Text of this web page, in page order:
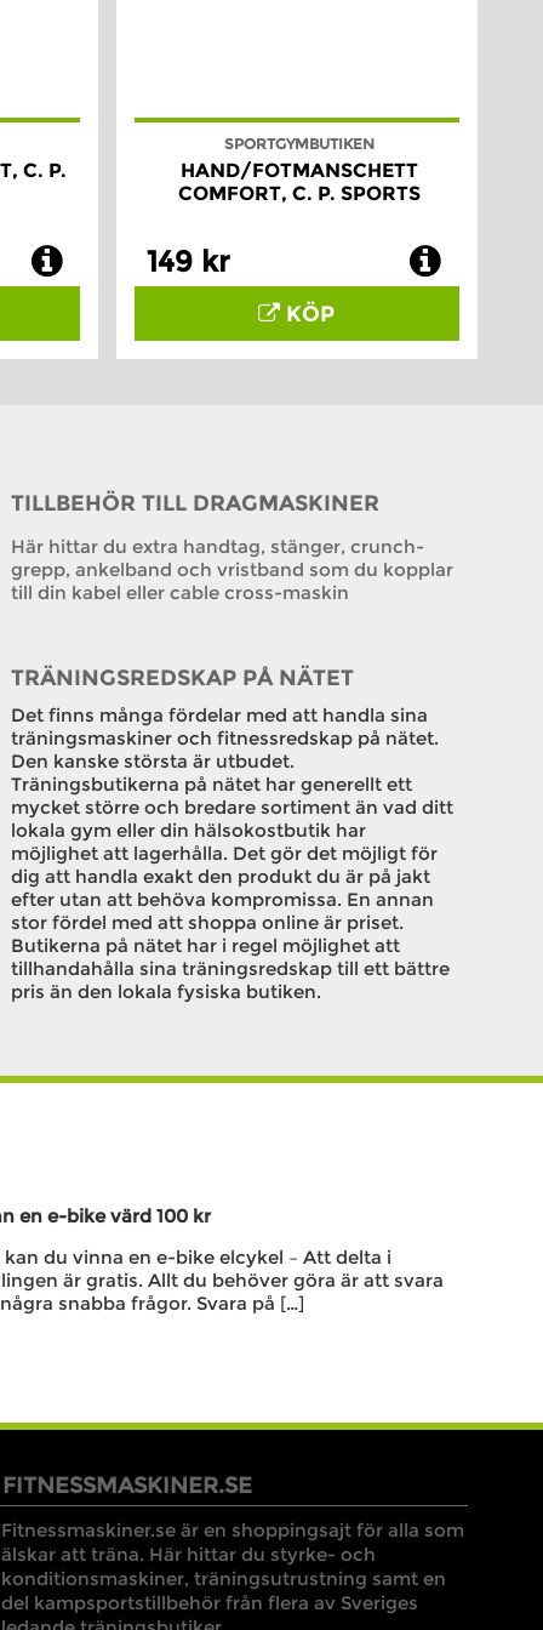
C. P.
SPORTGYMBUTIKEN
HAND/FOTMANSCHETT
COMFORT, C. P. SPORTS
149 kr
KÖP
TILLBEHÖR TILL DRAGMASKINER
Här hittar du extra handtag, stänger, crunch-
grepp, ankelband och vristband som du kopplar
till din kabel eller cable cross-maskin
TRÄNINGSREDSKAP PÅ NÄTET
Det finns många fördelar med att handla sina
träningsmaskiner och fitnessredskap på nätet.
Den kanske största är utbudet.
Träningsbutikerna på nätet har generellt ett
mycket större och bredare sortiment än vad ditt
lokala gym eller din hälsokostbutik har
möjlighet att lagerhålla. Det gör det möjligt för
dig att handla exakt den produkt du är på jakt
efter utan att behöva kompromissa. En annan
stor fördel med att shoppa online är priset.
Butikerna på nätet har i regel möjlighet att
tillhandahålla sina träningsredskap till ett bättre
pris än den lokala fysiska butiken.
en e-bike värd 100 kr
kan du vinna en e-bike elcykel – Att delta i
är gratis. Allt du behöver göra är att svara
snabba frågor. Svara på […]
FITNESSMASKINER.SE
Fitnessmaskiner.se är en shoppingsajt för alla som
älskar att träna. Här hittar du styrke- och
konditionsmaskiner, träningsutrustning samt en
del kampsportstillbehör från flera av Sveriges